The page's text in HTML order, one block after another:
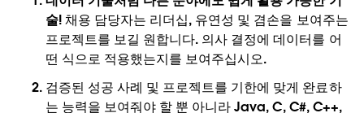
술!채용 담당자는 리더십, 유연성 및 겸손을 보여주는
프로젝트를 보길 원합니다. 의사 결정에 데이터를 어
떤 식으로 적용했는지를 보여주십시오.
검증된 성공 사례 및 프로젝트를 기한에 맞게 완료하
는 능력을 보여줘야 할 뿐 아니라Java, C, C#, C++,